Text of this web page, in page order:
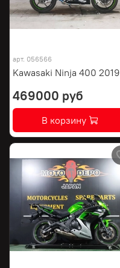
арт. 056566
Kawasaki Ninja 400 2019
469000 руб
В корзину